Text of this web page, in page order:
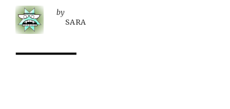
by
SARA